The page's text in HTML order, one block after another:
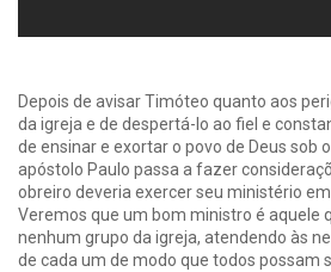
Depois de avisar Timóteo quanto aos
da igreja e de despertá-lo ao fiel e
de ensinar e exortar o povo de Deus sob
apóstolo Paulo passa a fazer
obreiro deveria exercer seu ministério
Veremos que um bom ministro é aquele
nenhum grupo da igreja, atendendo às
de cada um de modo que todos possam